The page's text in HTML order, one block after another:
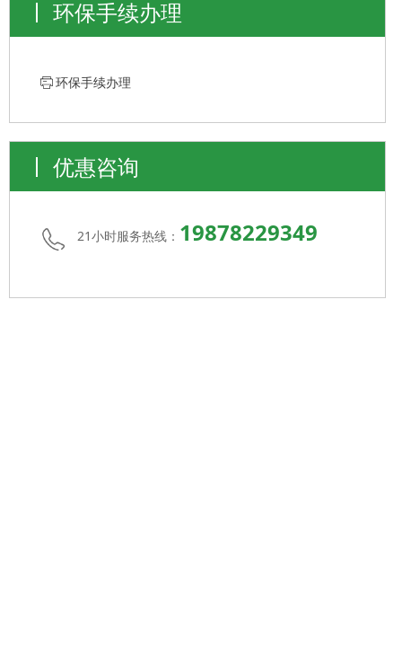
优惠咨询
21小时服务热线： 19878229349
环保手续办理
ꁧ 环保手续办理